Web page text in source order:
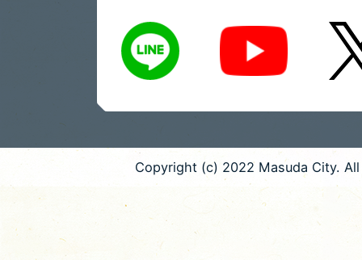
LINE
Youtube X
Copyright (c) 2022 Masuda City.